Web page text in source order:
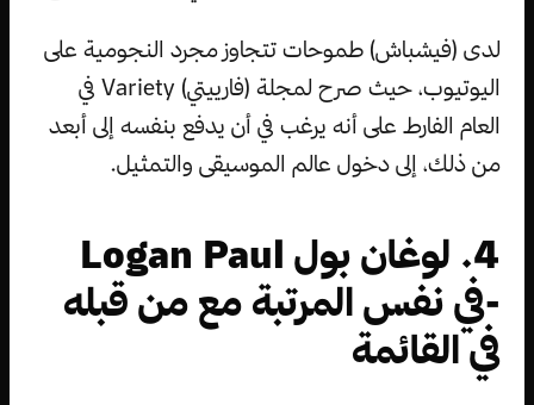
لدى (فيشباش) طموحات تتجاوز مجرد النجومية على
اليوتيوب، حيث صرح لمجلة (فارييتي) Variety في
العام الفارط على أنه يرغب في أن يدفع بنفسه إلى أبعد
من ذلك، إلى دخول عالم الموسيقى والتمثيل.
4. لوغان بول Logan Paul
-في نفس المرتبة مع من قبله
في القائمة